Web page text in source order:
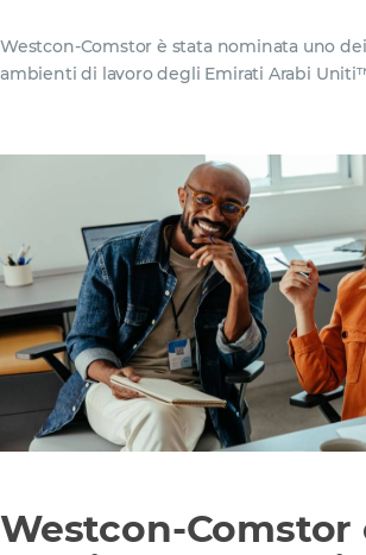
Westcon-Comstor è stata nominata uno
ambienti di lavoro degli Emirati Arabi
Westcon-Comstor